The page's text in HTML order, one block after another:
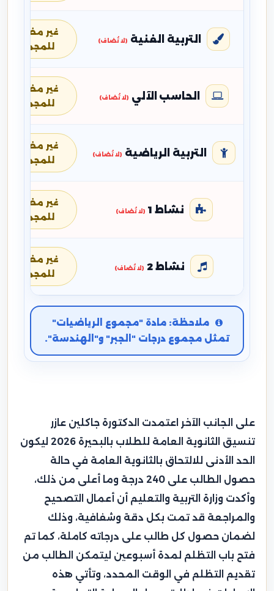
التربية الفنية (لا تُضاف)
غير مضافة
للمجموع
الحاسب الآلي (لا تُضاف)
غير مضافة
للمجموع
التربية الرياضية (لا تُضاف)
غير مضافة
للمجموع
نشاط 1 (لا تُضاف)
غير مضافة
للمجموع
نشاط 2 (لا تُضاف)
غير مضافة
للمجموع
ملاحظة: مادة "مجموع الرياضيات"
تمثل مجموع درجات "الجبر" و"الهندسة".
على الجانب الآخر اعتمدت الدكتورة جاكلين عازر
تنسيق الثانوية العامة للطلاب بالبحيرة 2026 ليكون
الحد الأدنى للالتحاق بالثانوية العامة في حالة
حصول الطالب على 240 درجة وما أعلى من ذلك،
وأكدت وزارة التربية والتعليم أن أعمال التصحيح
والمراجعة قد تمت بكل دقة وشفافية، وذلك
لضمان حصول كل طالب على درجاته كاملة، كما تم
فتح باب التظلم لمدة أسبوعين ليتمكن الطالب من
تقديم التظلم في الوقت المحدد، وتأتي هذه